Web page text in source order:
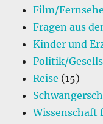
Film/
Fragen aus
Kinder und
Politik/
Reise (15)
Wissenschaft